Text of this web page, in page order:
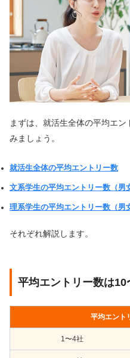
まずは、就活生全体の平均エ
みましょう。
就活生全体の平均エントリー数
文系学生の平均エントリー数（男
理系学生の平均エントリー数（男
それぞれ解説します。
平均エントリー数は10
平均エント
1〜4社